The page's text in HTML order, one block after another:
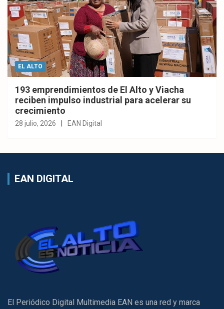
EL ALTO
193 emprendimientos de El Alto y Viacha
reciben impulso industrial para acelerar su
crecimiento
28 julio, 2026 EAN Digital
EAN DIGITAL
El Periódico Digital Multimedia EAN es una red y marca